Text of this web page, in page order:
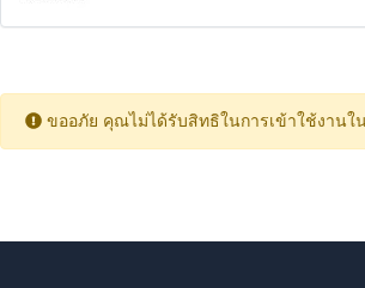
ขออภัย คุณไม่ได้รับสิทธิในการเข้าใช้งานใ